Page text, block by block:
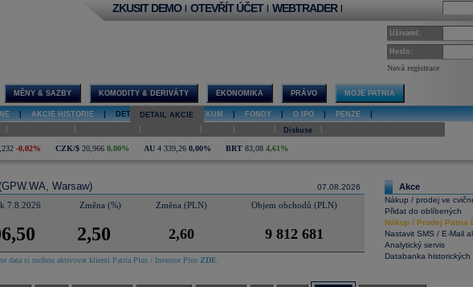
ZKUSIT DEMO | OTEVŘÍT ÚČET | WEBTRADER |
Uživatel:
Heslo:
Nová registrace
MĚNY & SAZBY KOMODITY & DERIVÁTY EKONOMIKA PRÁVO MOJE PATRIA
AKCIE HISTORIE DETAIL AKCIE | VÝZKUM FONDY O IPO PENZE
DETAIL AKCIE
Diskuse
-0,02% CZK/$ 20,966 0,00% AU 4 339,26 0,00% BRT 83,08 4,61%
07.08.2026
(GPW.WA, Warsaw)
7.8.2026 Změna (%) Změna (PLN) Objem obchodů (PLN)
2,50 2,60 9 812 681
data si mohou aktivovat klienti Patria Plus / Investor Plus ZDE
Akce
Nákup / prodej ve
Přidat do oblíbených
Nákup/ Prodej Patria
Nastavit SMS / E-Mail
Analytický servis
Databanka historických